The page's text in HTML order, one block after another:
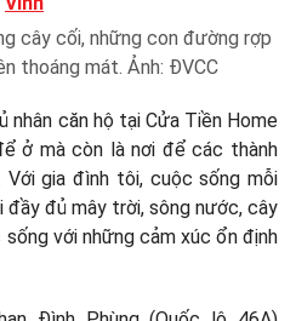
cây cối, những con đường rợp
thoáng mát. Ảnh: ĐVCC
nhân căn hộ tại Cửa Tiền Home
ở mà còn là nơi để các thành
gia đình tôi, cuộc sống mỗi
đủ mây trời, sông nước, cây
với những cảm xúc ổn định